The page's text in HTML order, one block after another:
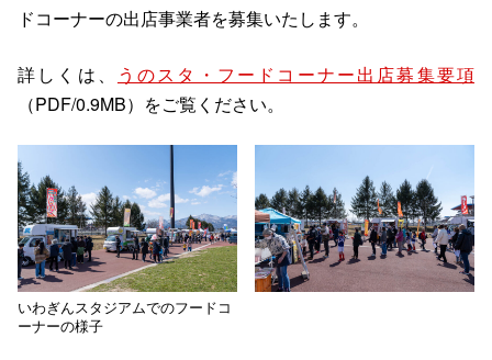
ドコーナーの出店事業者を募集いたします。
詳しくは、
うのスタ・フードコーナー出店募集要項
（PDF/0.9MB）をご覧ください。
いわぎんスタジアムでのフードコ
ーナーの様子